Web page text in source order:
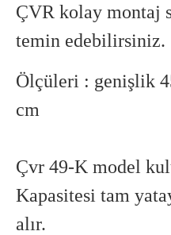
ÇVR kolay montaj
temin edebilirsiniz.
Ölçüleri : genişlik
cm
Çvr 49-K model
Kapasitesi tam
alır.